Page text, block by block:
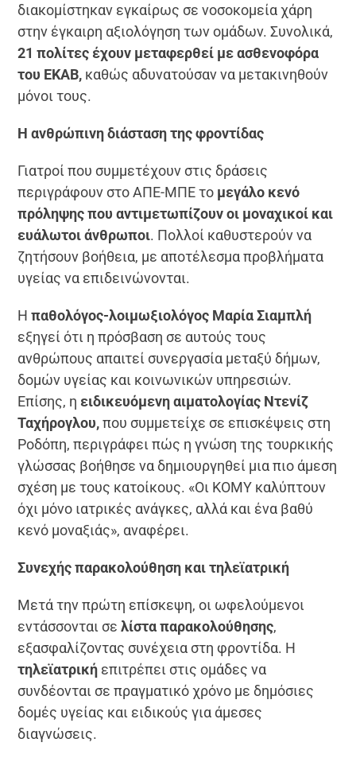
διακομίστηκαν εγκαίρως σε νοσοκομεία χάρη
στην έγκαιρη αξιολόγηση των ομάδων. Συνολικά,
21 πολίτες έχουν μεταφερθεί με ασθενοφόρα
του ΕΚΑΒ, καθώς αδυνατούσαν να μετακινηθούν
μόνοι τους.
Η ανθρώπινη διάσταση της φροντίδας
Γιατροί που συμμετέχουν στις δράσεις
περιγράφουν στο ΑΠΕ-ΜΠΕ το μεγάλο κενό
πρόληψης που αντιμετωπίζουν οι μοναχικοί και
ευάλωτοι άνθρωποι. Πολλοί καθυστερούν να
ζητήσουν βοήθεια, με αποτέλεσμα προβλήματα
υγείας να επιδεινώνονται.
Η παθολόγος-λοιμωξιολόγος Μαρία Σιαμπλή
εξηγεί ότι η πρόσβαση σε αυτούς τους
ανθρώπους απαιτεί συνεργασία μεταξύ δήμων,
δομών υγείας και κοινωνικών υπηρεσιών.
Επίσης, η ειδικευόμενη αιματολογίας Ντενίζ
Ταχήρογλου,που συμμετείχε σε επισκέψεις στη
Ροδόπη, περιγράφει πώς η γνώση της τουρκικής
γλώσσας βοήθησε να δημιουργηθεί μια πιο άμεση
σχέση με τους κατοίκους. «Οι ΚΟΜΥ καλύπτουν
όχι μόνο ιατρικές ανάγκες, αλλά και ένα βαθύ
κενό μοναξιάς», αναφέρει.
Συνεχής παρακολούθηση και τηλεϊατρική
Μετά την πρώτη επίσκεψη, οι ωφελούμενοι
εντάσσονται σελίστα παρακολούθησης,
εξασφαλίζοντας συνέχεια στη φροντίδα. Η
τηλεϊατρική επιτρέπει στις ομάδες να
συνδέονται σε πραγματικό χρόνο με δημόσιες
δομές υγείας και ειδικούς για άμεσες
διαγνώσεις.